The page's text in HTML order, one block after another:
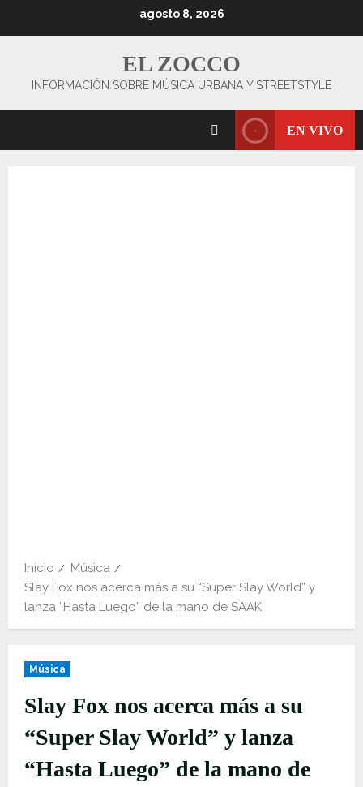
agosto 8, 2026
EL ZOCCO
INFORMACIÓN SOBRE MÚSICA URBANA Y STREETSTYLE
EN VIVO
Inicio
Música
Slay Fox nos acerca más a su “Super Slay World” y
lanza “Hasta Luego” de la mano de SAAK
Música
Slay Fox nos acerca más a su
“Super Slay World” y lanza
“Hasta Luego” de la mano de